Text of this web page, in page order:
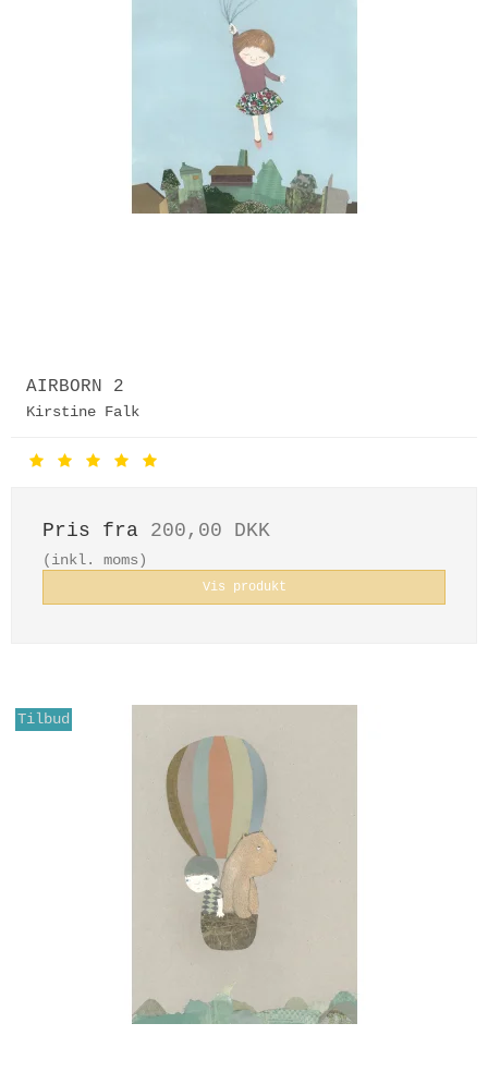
AIRBORN 2
Kirstine Falk
Pris fra 200,00 DKK
(inkl. moms)
Vis produkt
Tilbud